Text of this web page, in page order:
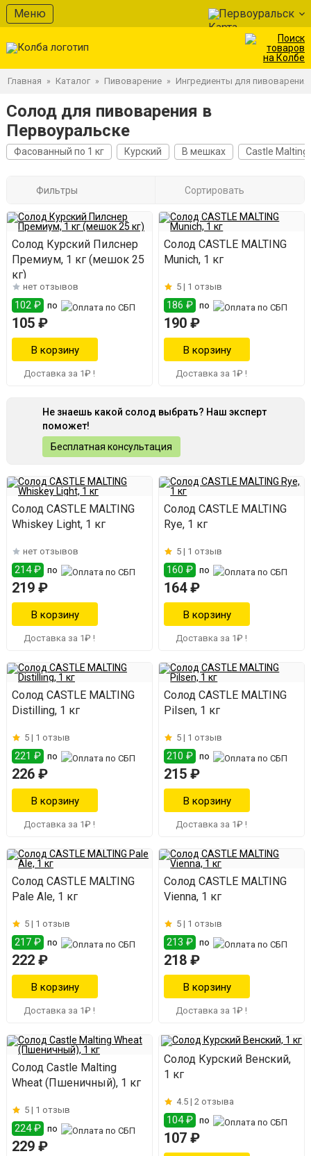
Меню Первоуральск
Главная » Каталог » Пивоварение » Ингредиенты для пивоварения
Солод для пивоварения в
Первоуральске
Фасованный по 1 кг Курский В мешках Castle Malting
Фильтры Сортировать
Солод Курский Пилснер
Премиум, 1 кг (мешок 25
кг)
нет отзывов
102 ₽ по
105 ₽
Доставка за 1₽ !
Солод CASTLE MALTING
Munich, 1 кг
5 | 1 отзыв
186 ₽ по
190 ₽
Доставка за 1₽ !
Не знаешь какой солод выбрать? Наш эксперт
поможет!
Бесплатная консультация
Солод CASTLE MALTING
Whiskey Light, 1 кг
нет отзывов
214 ₽ по
219 ₽
Доставка за 1₽ !
Солод CASTLE MALTING
Rye, 1 кг
5 | 1 отзыв
160 ₽ по
164 ₽
Доставка за 1₽ !
Солод CASTLE MALTING
Distilling, 1 кг
5 | 1 отзыв
221 ₽ по
226 ₽
Доставка за 1₽ !
Солод CASTLE MALTING
Pilsen, 1 кг
5 | 1 отзыв
210 ₽ по
215 ₽
Доставка за 1₽ !
Солод CASTLE MALTING
Pale Ale, 1 кг
5 | 1 отзыв
217 ₽ по
222 ₽
Доставка за 1₽ !
Солод CASTLE MALTING
Vienna, 1 кг
5 | 1 отзыв
213 ₽ по
218 ₽
Доставка за 1₽ !
Солод Castle Malting
Wheat (Пшеничный), 1 кг
5 | 1 отзыв
224 ₽ по
229 ₽
Солод Курский Венский,
1 кг
4.5 |2 отзыва
104 ₽ по
107 ₽